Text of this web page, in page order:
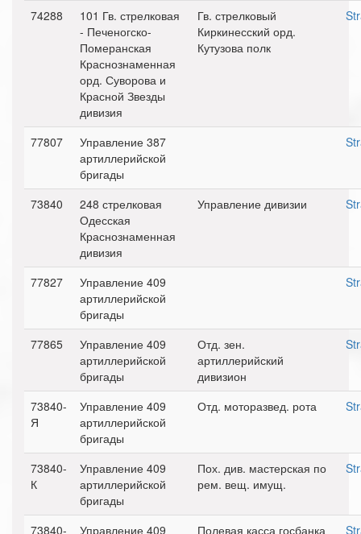
74288
101 Гв. стрелковая
- Печеногско-
Померанская
Краснознаменная
орд. Суворова и
Красной Звезды
дивизия
Гв. стрелковый
Киркинесский орд.
Кутузова полк
77807
Управление 387
артиллерийской
бригады
73840
248 стрелковая
Одесская
Краснознаменная
дивизия
Управление дивизии
77827
Управление 409
артиллерийской
бригады
77865
Управление 409
артиллерийской
бригады
Отд. зен.
артиллерийский
дивизион
73840-
Я
Управление 409
артиллерийской
бригады
Отд. моторазвед. рота
73840-
К
Управление 409
артиллерийской
бригады
Пох. див. мастерская по
рем. вещ. имущ.
73840-
Управление 409
Полевая касса госбанка